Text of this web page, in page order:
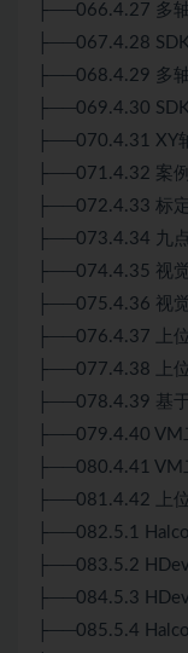
├──066.4.27 多
├──067.4.28
├──068.4.29 多
├──069.4.30
├──070.4.31 XY
├──071.4.32 案
├──072.4.33 标
├──073.4.34 九
├──074.4.35 视
├──075.4.36 视
├──076.4.37 上
├──077.4.38 上
├──078.4.39 基
├──079.4.40 VM
├──080.4.41 VM
├──081.4.42 上
├──082.5.1
├──083.5.2
├──084.5.3
├──085.5.4